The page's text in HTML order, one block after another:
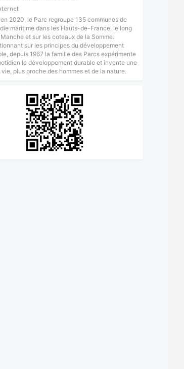
2020, le Parc regroupe 135 communes de
maritime dans les Hauts-de-France, le long
et sur les coteaux de la Somme.
sur les principes du développement
depuis 1967 la famille des Parcs expérimente
le développement durable et invente une
plus proche des hommes et de la nature.